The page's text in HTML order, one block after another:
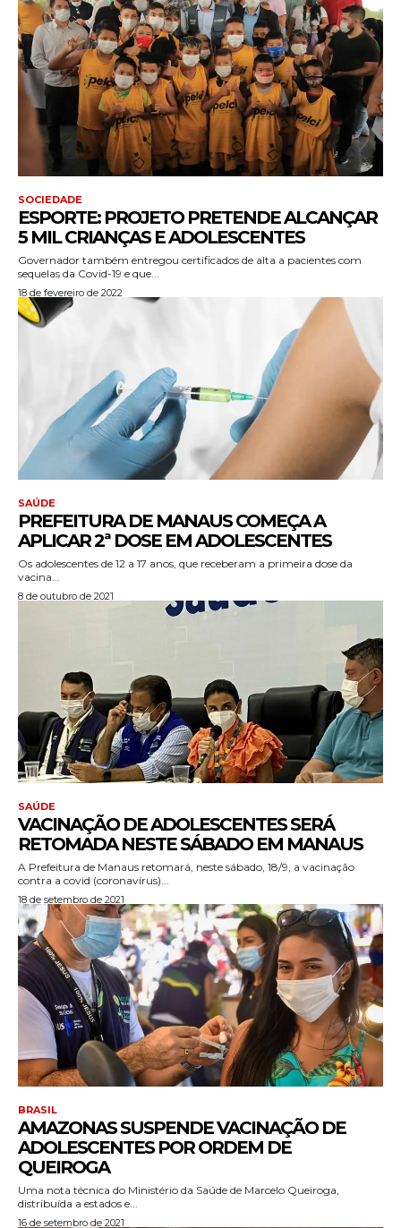
SOCIEDADE
ESPORTE: PROJETO PRETENDE ALCANÇAR
5 MIL CRIANÇAS E ADOLESCENTES
Governador também entregou certificados de alta a pacientes com
sequelas da Covid-19 e que...
18 de fevereiro de 2022
SAÚDE
PREFEITURA DE MANAUS COMEÇA A
APLICAR 2ª DOSE EM ADOLESCENTES
Os adolescentes de 12 a 17 anos, que receberam a primeira dose da
vacina...
8 de outubro de 2021
SAÚDE
VACINAÇÃO DE ADOLESCENTES SERÁ
RETOMADA NESTE SÁBADO EM MANAUS
A Prefeitura de Manaus retomará, neste sábado, 18/9, a vacinação
contra a covid (coronavírus)...
18 de setembro de 2021
BRASIL
AMAZONAS SUSPENDE VACINAÇÃO DE
ADOLESCENTES POR ORDEM DE
QUEIROGA
Uma nota técnica do Ministério da Saúde de Marcelo Queiroga,
distribuída a estados e...
16 de setembro de 2021